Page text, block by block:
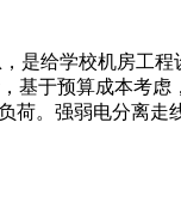
是给学校机房工程
基于预算成本考
荷。强弱电分离